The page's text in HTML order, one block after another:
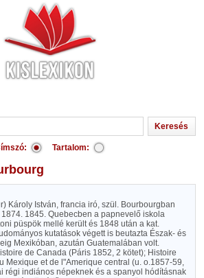
Tartalom:
Károly István, francia iró, szül. Bourbourgban
1845. Quebecben a papnevelő iskola
püspök mellé került és 1848 után a kat.
kutatások végett is beutazta Észak- és
Mexikóban, azután Guatemalában volt.
de Canada (Páris 1852, 2 kötet); Histoire
Mexique et de l"Amerique central (u. o.1857-59,
régi indiános népeknek és a spanyol hódításnak